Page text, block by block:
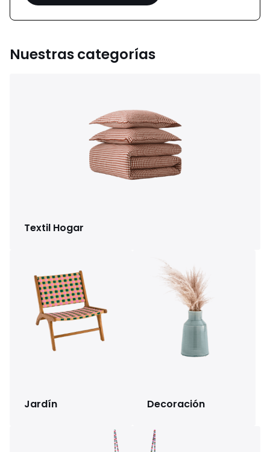
Nuestras categorías
Textil Hogar
Jardín Decoración